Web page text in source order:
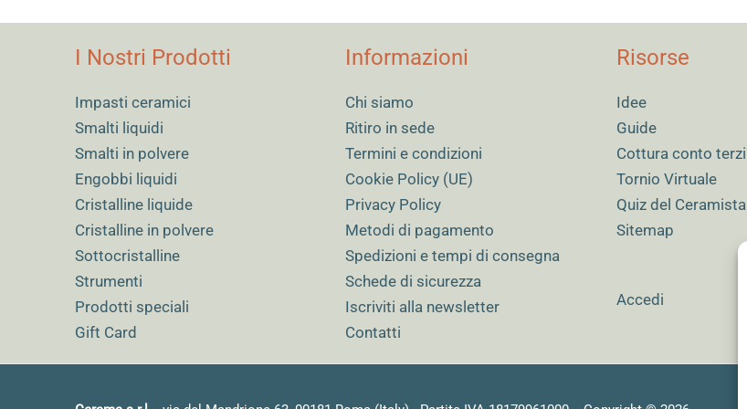
I Nostri Prodotti
Impasti ceramici
Smalti liquidi
Smalti in polvere
Engobbi liquidi
Cristalline liquide
Cristalline in polvere
Sottocristalline
Strumenti
Prodotti speciali
Gift Card
Informazioni
Chi siamo
Ritiro in sede
Termini e condizioni
Cookie Policy (UE)
Privacy Policy
Metodi di pagamento
Spedizioni e tempi di consegna
Schede di sicurezza
Iscriviti alla newsletter
Contatti
Risorse
Idee
Guide
Cottura conto terzi
Tornio Virtuale
Quiz del Ceramista
Sitemap
Accedi